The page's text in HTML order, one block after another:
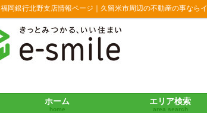
福岡銀行北野支店情報ページ｜久留米市周辺の不動産の事なら
ホーム
home
エリア検索
area search